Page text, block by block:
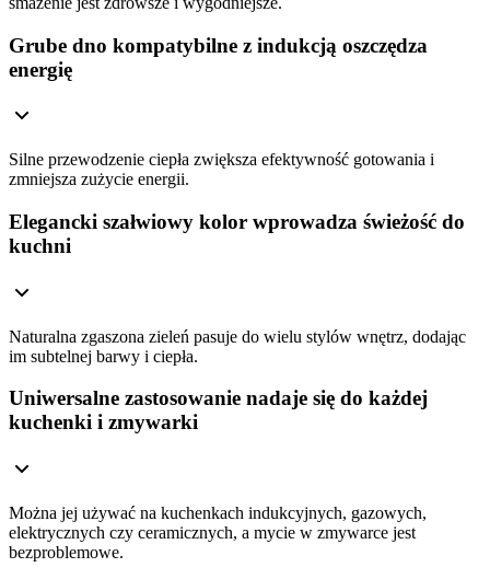
Grube dno kompatybilne z indukcją oszczędza
energię
Silne przewodzenie ciepła zwiększa efektywność gotowania i
zmniejsza zużycie energii.
Elegancki szałwiowy kolor wprowadza świeżość do
kuchni
Naturalna zgaszona zieleń pasuje do wielu stylów wnętrz, dodając
im subtelnej barwy i ciepła.
Uniwersalne zastosowanie nadaje się do każdej
kuchenki i zmywarki
Można jej używać na kuchenkach indukcyjnych, gazowych,
elektrycznych czy ceramicznych, a mycie w zmywarce jest
bezproblemowe.